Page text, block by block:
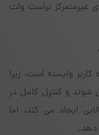
غیرمتمرکز تراست ولت
وابسته است، زیرا
و کنترل کامل در
ایجاد می کند، اما
دهد.